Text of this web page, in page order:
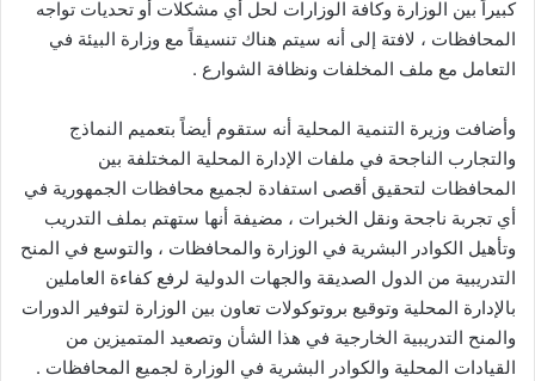
كبيراً بين الوزارة وكافة الوزارات لحل أي مشكلات أو تحديات تواجه
المحافظات ، لافتة إلى أنه سيتم هناك تنسيقاً مع وزارة البيئة في
التعامل مع ملف المخلفات ونظافة الشوارع .
وأضافت وزيرة التنمية المحلية أنه ستقوم أيضاً بتعميم النماذج
والتجارب الناجحة في ملفات الإدارة المحلية المختلفة بين
المحافظات لتحقيق أقصى استفادة لجميع محافظات الجمهورية في
أي تجربة ناجحة ونقل الخبرات ، مضيفة أنها ستهتم بملف التدريب
وتأهيل الكوادر البشرية في الوزارة والمحافظات ، والتوسع في المنح
التدريبية من الدول الصديقة والجهات الدولية لرفع كفاءة العاملين
بالإدارة المحلية وتوقيع بروتوكولات تعاون بين الوزارة لتوفير الدورات
والمنح التدريبية الخارجية في هذا الشأن وتصعيد المتميزين من
القيادات المحلية والكوادر البشرية في الوزارة لجميع المحافظات .